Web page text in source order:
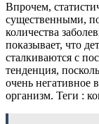
Впрочем,
существенными,
количества
показывает, что
сталкиваются с
тенденция,
очень негативное
организм. Теги :